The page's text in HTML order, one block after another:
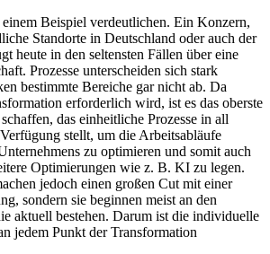
Beispiel verdeutlichen. Ein Konzern,
Standorte in Deutschland oder auch der
heute in den seltensten Fällen über eine
Prozesse unterscheiden sich stark
bestimmte Bereiche gar nicht ab. Da
erforderlich wird, ist es das oberste
das einheitliche Prozesse in all
stellt, um die Arbeitsabläufe
zu optimieren und somit auch
Optimierungen wie z. B. KI zu legen.
jedoch einen großen Cut mit einer
sondern sie beginnen meist an den
aktuell bestehen. Darum ist die individuelle
jedem Punkt der Transformation